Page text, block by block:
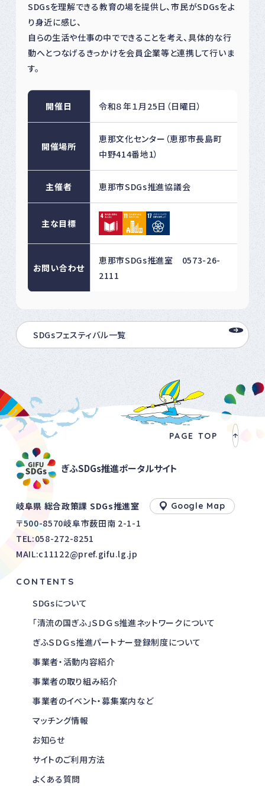
SDGsを理解できる教育の場を提供し、市民がSDGsをよ
り身近に感じ、
自らの生活や仕事の中でできることを考え、具体的な行
動へとつなげるきっかけを会員企業等と連携して行いま
す。
開催日 令和８年１月25日（日曜日）
開催場所
恵那文化センター（恵那市長島町
中野414番地1）
主催者 恵那市SDGs推進協議会
主な目標
お問い合わせ
恵那市SDGs推進室 0573-26-
2111
SDGsフェスティバル一覧
PAGE TOP
ぎふSDGs推進ポータルサイト
岐阜県 総合政策課 SDGs推進室 Google Map
〒500-8570岐阜市薮田南 2-1-1
TEL:058-272-8251
MAIL:c11122@pref.gifu.lg.jp
CONTENTS
SDGsについて
「清流の国ぎふ」ＳＤＧｓ推進ネットワークについて
ぎふＳＤＧｓ推進パートナー登録制度について
事業者・活動内容紹介
事業者の取り組み紹介
事業者のイベント・募集案内など
マッチング情報
お知らせ
サイトのご利用方法
よくある質問